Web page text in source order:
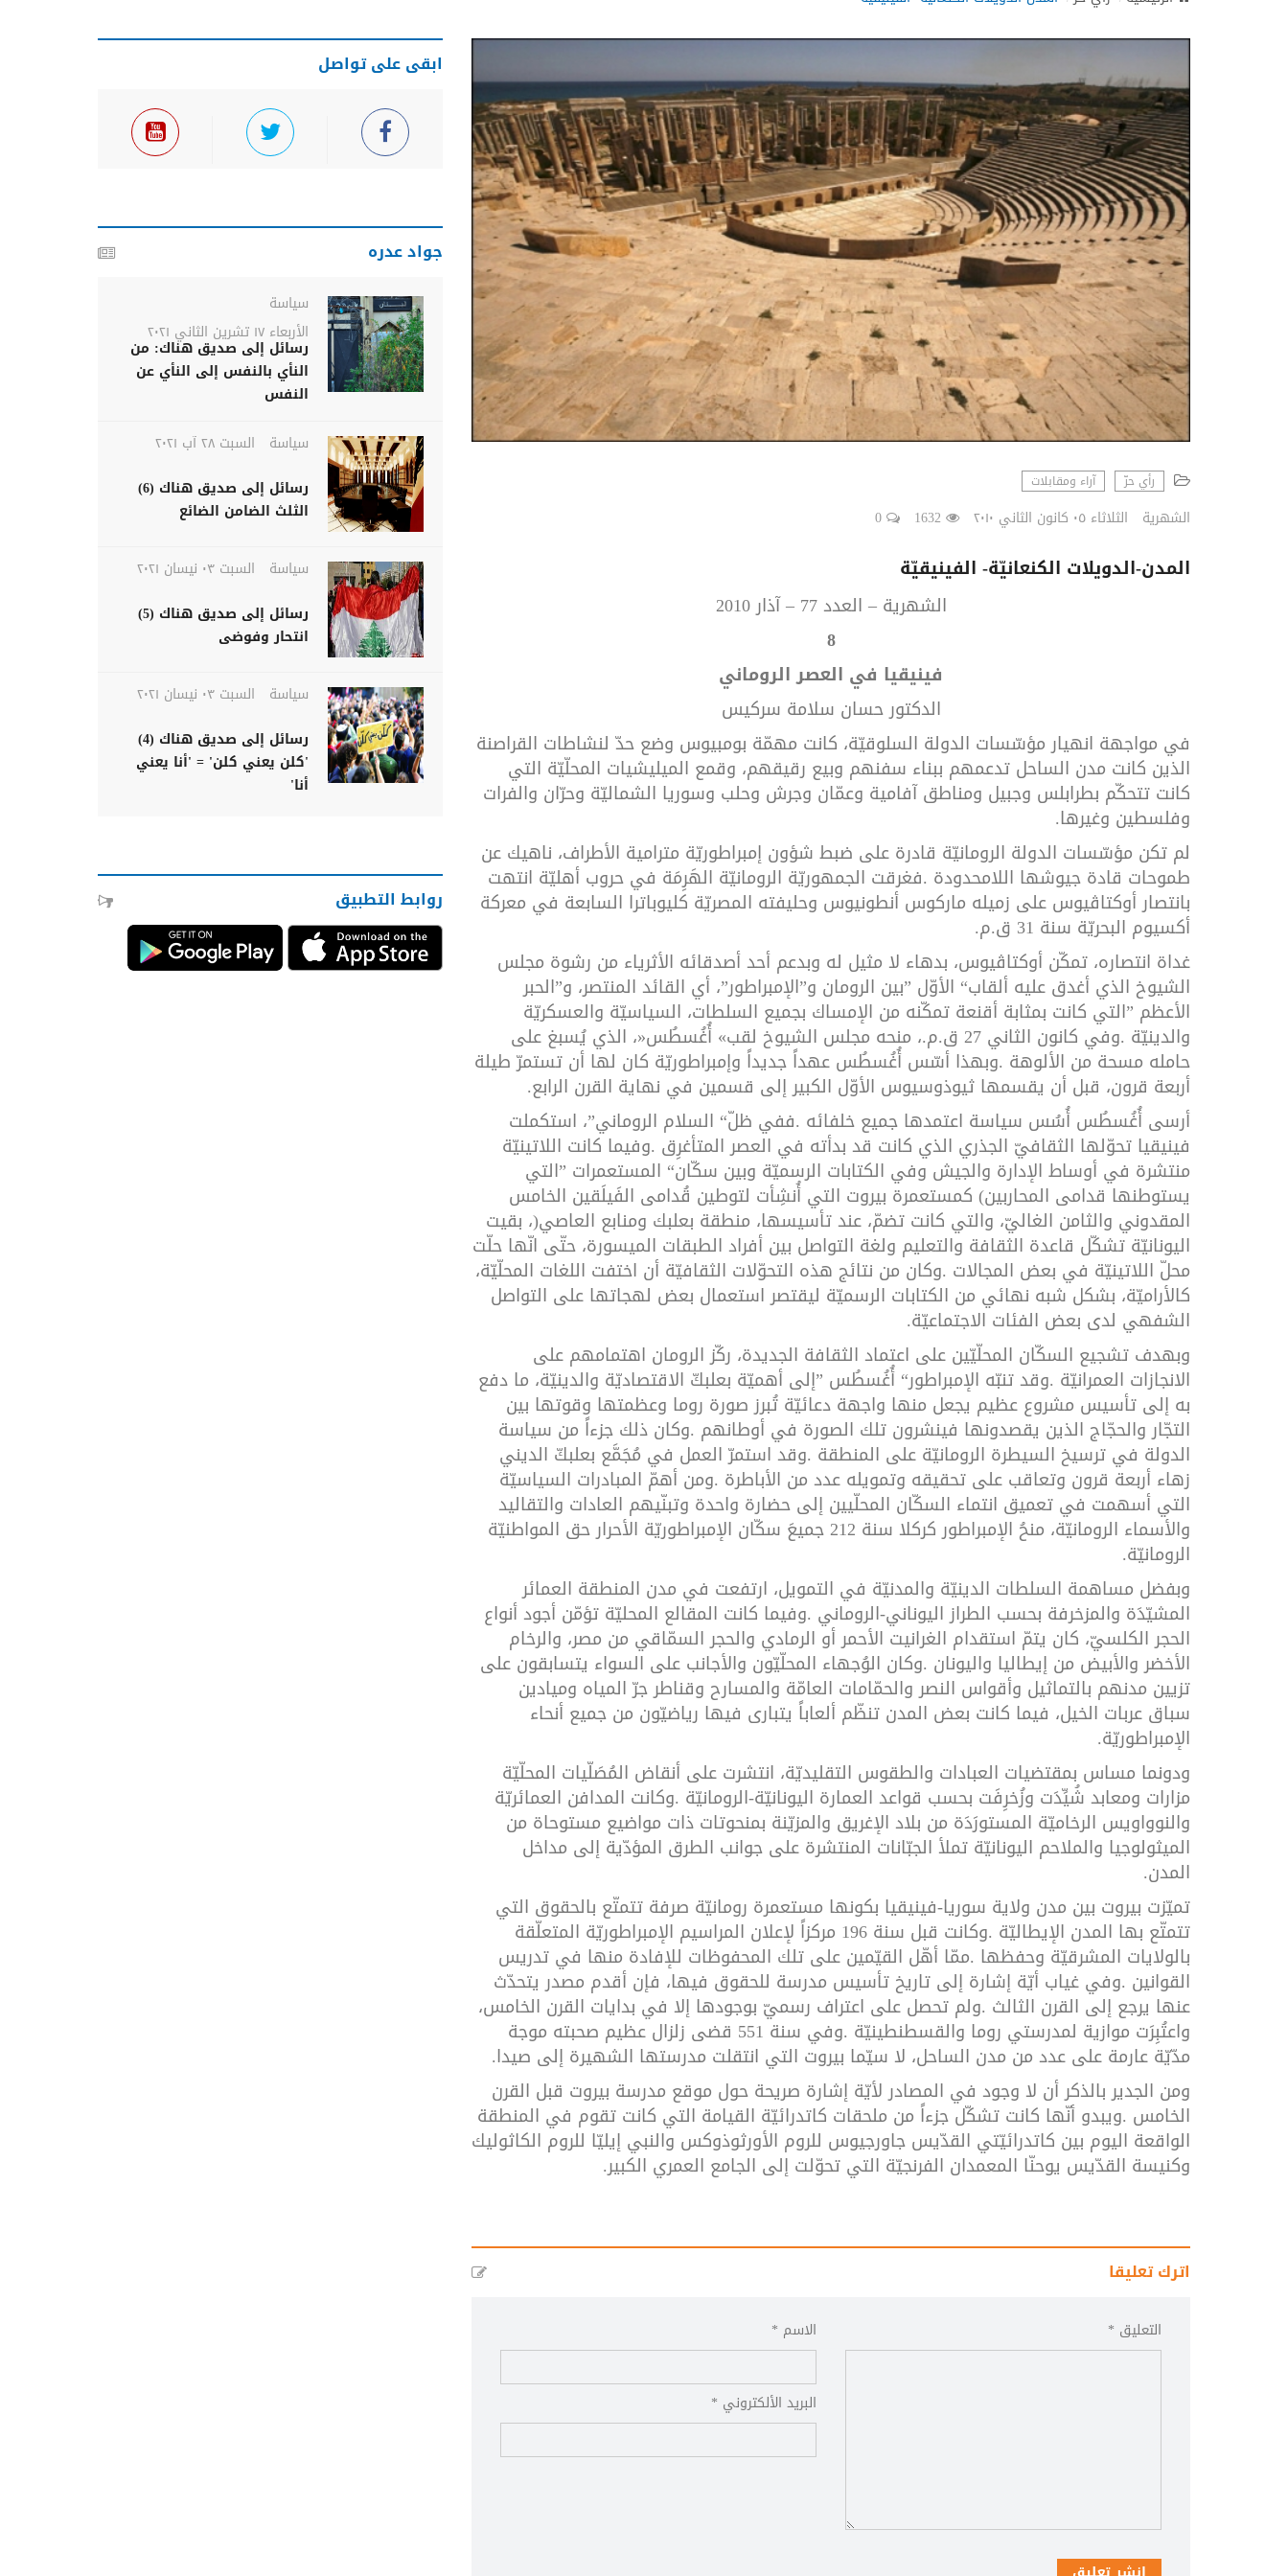
رأي حرّ آراء ومقابلات
الشهرية الثلاثاء ٠٥ كانون الثاني ٢٠١٠ 1632
0
المدن-الدويلات الكنعانيّة- الفينيقيّة
الشهرية – العدد 77 – آذار 2010
8
فينيقيا في العصر الروماني
الدكتورحسان سلامة سركيس
في مواجهة انهيار مؤسّسات الدولة السلوقيّة، كانت مهمّة بومبيوس وضع حدّ لنشاطات القراصنة
الذين كانت مدن الساحل تدعمهم ببناء سفنهم وبيع رقيقهم، وقمع الميليشيات المحلّيّة التي
كانت تتحكّم بطرابلس وجبيل ومناطق آفامية وعمّان وجرش وحلب وسوريا الشماليّة وحرّان والفرات
وفلسطين وغيرها.
لم تكن مؤسّسات الدولة الرومانيّة قادرة على ضبط شؤون إمبراطوريّة مترامية الأطراف، ناهيك عن
طموحات قادة جيوشها اللامحدودة .فغرقت الجمهوريّة الرومانيّة الهَرِمَة في حروب أهليّة انتهت
بانتصارأوكتاڤيوس على زميله ماركوس أنطونيوس وحليفته المصريّة كليوباترا السابعة في معركة
أكسيوم البحريّة سنة 31 ق.م.
غداة انتصاره، تمكّن أوكتاڤيوس، بدهاء لا مثيل له وبدعم أحدأصدقائه الأثرياء من رشوة مجلس
الشيوخ الذي أغدق عليه ألقاب“ الأوّل ”بين الرومان و”الإمبراطور”، أي القائد المنتصر، و”الحبر
الأعظم ”التي كانت بمثابة أقنعة تمكّنه من الإمساك بجميع السلطات، السياسيّة والعسكريّة
والدينيّة .وفي كانون الثاني 27 ق.م.، منحه مجلس الشيوخ لقب« أُغُسطُس»، الذي يُسبغ على
حامله مسحة من الألوهة .وبهذا أسّس أُغُسطُس عهداً جديداً وإمبراطوريّة كان لها أن تستمرّ طيلة
أربعة قرون، قبل أن يقسمها ثيوذوسيوس الأوّل الكبير إلى قسمين في نهاية القرن الرابع.
أرسى أُغُسطُس أُسُس سياسة اعتمدها جميع خلفائه .ففي ظلّ“ السلام الروماني”، استكملت
فينيقيا تحوّلها الثقافيّ الجذري الذي كانت قد بدأته في العصر المتأغرِق .وفيما كانت اللاتينيّة
منتشرة في أوساط الإدارة والجيش وفي الكتابات الرسميّة وبين سكّان“ المستعمرات ”التي
يستوطنها قدامى المحاربين( كمستعمرة بيروت التي أُنشِأت لتوطين قُدامى الفَيلَقين الخامس
المقدوني والثامن الغاليّ، والتي كانت تضمّ، عندتأسيسها، منطقة بعلبك ومنابع العاصي)، بقيت
اليونانيّة تشكّل قاعدة الثقافة والتعليم ولغة التواصل بين أفراد الطبقات الميسورة، حتّى انّها حلّت
محلّ اللاتينيّة في بعض المجالات .وكان من نتائج هذه التحوّلات الثقافيّة أن اختفت اللغات المحلّيّة،
كالأراميّة، بشكل شبه نهائي من الكتابات الرسميّة ليقتصر استعمال بعض لهجاتها على التواصل
الشفهي لدى بعض الفئات الاجتماعيّة.
وبهدف تشجيع السكّان المحلّيّين على اعتماد الثقافة الجديدة، ركّز الرومان اهتمامهم على
الانجازات العمرانيّة .وقدتنبّه الإمبراطور“ أُغُسطُس ”إلى أهميّة بعلبكّ الاقتصاديّة والدينيّة، ما دفع
به إلى تأسيس مشروع عظيم يجعل منها واجهة دعائيّة تُبرز صورة روما وعظمتها وقوتها بين
التجّار والحجّاج الذين يقصدونها فينشرون تلك الصورة في أوطانهم .وكان ذلك جزءاً من سياسة
الدولة في ترسيخ السيطرة الرومانيّة على المنطقة .وقد استمرّ العمل في مُجَمَّع بعلبكّ الديني
زهاء أربعة قرون وتعاقب على تحقيقه وتمويله عدد من الأباطرة .ومن أهمّ المبادرات السياسيّة
التي أسهمت في تعميق انتماء السكّان المحلّيين إلى حضارة واحدة وتبنّيهم العادات والتقاليد
والأسماء الرومانيّة، منحُ الإمبراطور كركلا سنة 212جميعَ سكّان الإمبراطوريّة الأحرارحق المواطنيّة
الرومانيّة.
وبفضل مساهمة السلطات الدينيّة والمدنيّة في التمويل، ارتفعت في مدن المنطقة العمائر
المشيّدَة والمزخرفة بحسب الطراز اليوناني-الروماني .وفيما كانت المقالع المحليّة تؤمّن أجودأنواع
الحجر الكلسيّ، كان يتمّ استقدام الغرانيت الأحمرأو الرمادي والحجر السمّاقي من مصر، والرخام
الأخضر والأبيض من إيطاليا واليونان .وكان الوُجهاء المحلّيّون والأجانب على السواء يتسابقون على
تزيين مدنهم بالتماثيل وأقواس النصر والحمّامات العامّة والمسارح وقناطرجرّ المياه وميادين
سباق عربات الخيل، فيما كانت بعض المدن تنظّم ألعاباً يتبارى فيها رياضيّون من جميع أنحاء
الإمبراطوريّة.
ودونما مساس بمقتضيات العبادات والطقوس التقليديّة، انتشرت على أنقاض المُصَلّيات المحلّيّة
مزارات ومعابد شُيِّدَت وزُخرِفَت بحسب قواعد العمارة اليونانيّة-الرومانيّة .وكانت المدافن العمائريّة
والنوواويس الرخاميّة المستورَدَة من بلاد الإغريق والمزيّنة بمنحوتات ذات مواضيع مستوحاة من
الميثولوجيا والملاحم اليونانيّة تملأ الجبّانات المنتشرة على جوانب الطرق المؤدّية إلى مداخل
المدن.
تميّزت بيروت بين مدن ولاية سوريا-فينيقيا بكونها مستعمرة رومانيّة صرفة تتمتّع بالحقوق التي
تتمتّع بها المدن الإيطاليّة .وكانت قبل سنة 196 مركزاً لإعلان المراسيم الإمبراطوريّة المتعلّقة
بالولايات المشرقيّة وحفظها .ممّا أهّل القيّمين على تلك المحفوظات للإفادة منها في تدريس
القوانين .وفي غياب أيّة إشارة إلى تاريخ تأسيس مدرسة للحقوق فيها، فإن أقدم مصدر يتحدّث
عنها يرجع إلى القرن الثالث .ولم تحصل على اعتراف رسميّ بوجودها إلا في بدايات القرن الخامس،
واعتُبِرَت موازية لمدرستي روما والقسطنطينيّة .وفي سنة 551 قضى زلزال عظيم صحبته موجة
مدّيّة عارمة على عدد من مدن الساحل، لا سيّما بيروت التي انتقلت مدرستها الشهيرة إلى صيدا.
ومن الجدير بالذكرأن لا وجود في المصادر لأيّة إشارة صريحة حول موقع مدرسة بيروت قبل القرن
الخامس .ويبدو أنّها كانت تشكّل جزءاً من ملحقات كاتدرائيّة القيامة التي كانت تقوم في المنطقة
الواقعة اليوم بين كاتدرائيّتي القدّيس جاورجيوس للروم الأورثوذوكس والنبي إيليّا للروم الكاثوليك
وكنيسة القدّيس يوحنّا المعمدان الفرنجيّة التي تحوّلت إلى الجامع العمري الكبير.
اترك تعليقا
التعليق * الاسم *
البريد الألكتروني *
ابقى على تواصل
جواد عدره
سياسة
الأربعاء ١٧ تشرين الثاني ٢٠٢١
رسائل إلى صديق هناك: من
النأي بالنفس إلى النأي عن
النفس
سياسة
السبت ٢٨ آب ٢٠٢١
رسائل إلى صديق هناك (6)
الثلث الضامن الضائع
سياسة
السبت ٠٣ نيسان ٢٠٢١
رسائل إلى صديق هناك (5)
انتحار وفوضى
سياسة
السبت ٠٣ نيسان ٢٠٢١
رسائل إلى صديق هناك (4)
'كلن يعني كلن' = 'أنا يعني
أنا'
روابط التطبيق